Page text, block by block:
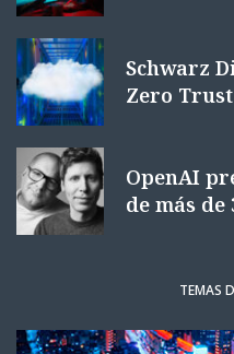
Schwarz
Zero Trust
OpenAI
de más de
TEMAS